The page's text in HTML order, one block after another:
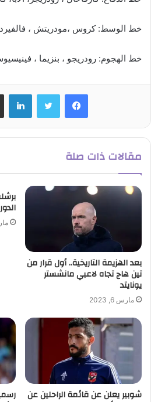
خط الوسط: كروس ،مودريتش ،
خط الهجوم: رودريجو ، بنزيما ،
مقالات ذات صلة
بعد الهزيمة التاريخية.. أول قرار من
تين هاج تجاه لاعبي مانشستر
يونايتد
مارس 6, 2023
مارس
شوبير يعلن عن قائمة الراحلين عن